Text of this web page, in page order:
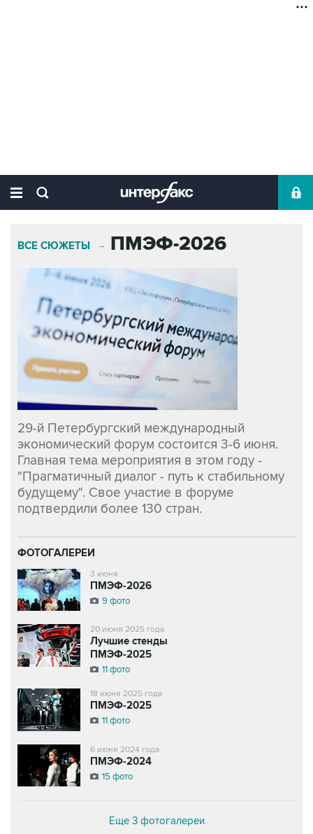
ВСЕ СЮЖЕТЫ → ПМЭФ-2026
29-й Петербургский международный
экономический форум состоится 3-6 июня.
Главная тема мероприятия в этом году -
"Прагматичный диалог - путь к стабильному
будущему". Свое участие в форуме
подтвердили более 130 стран.
ФОТОГАЛЕРЕИ
3 июня
ПМЭФ-2026
9 фото
20 июня 2025 года
Лучшие стенды
ПМЭФ-2025
11 фото
18 июня 2025 года
ПМЭФ-2025
11 фото
6 июня 2024 года
ПМЭФ-2024
15 фото
Еще 3 фотогалереи